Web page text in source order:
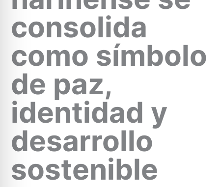
consolida
como símbolo
de paz,
identidad y
desarrollo
sostenible